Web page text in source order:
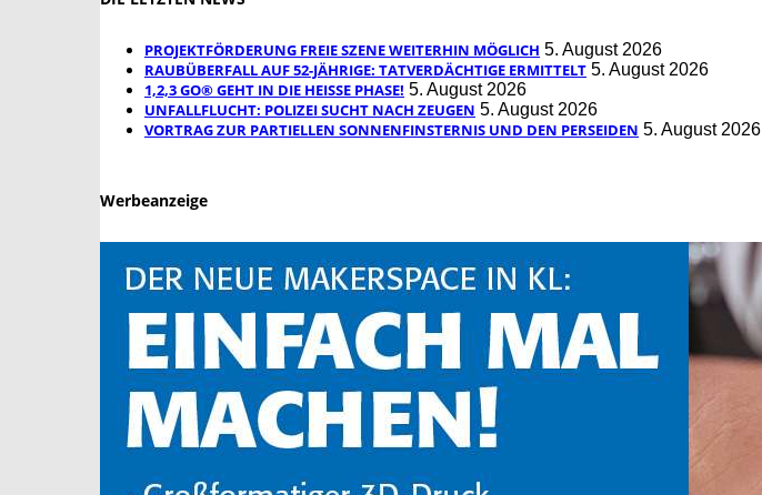
PROJEKTFÖRDERUNG FREIE SZENE WEITERHIN MÖGLICH 5. August 2026
RAUBÜBERFALL AUF 52-JÄHRIGE: TATVERDÄCHTIGE ERMITTELT 5. August 2026
1,2,3 GO® GEHT IN DIE HEISSE PHASE! 5. August 2026
UNFALLFLUCHT: POLIZEI SUCHT NACH ZEUGEN 5. August 2026
VORTRAG ZUR PARTIELLEN SONNENFINSTERNIS UND DEN PERSEIDEN 5. August 2026
Werbeanzeige